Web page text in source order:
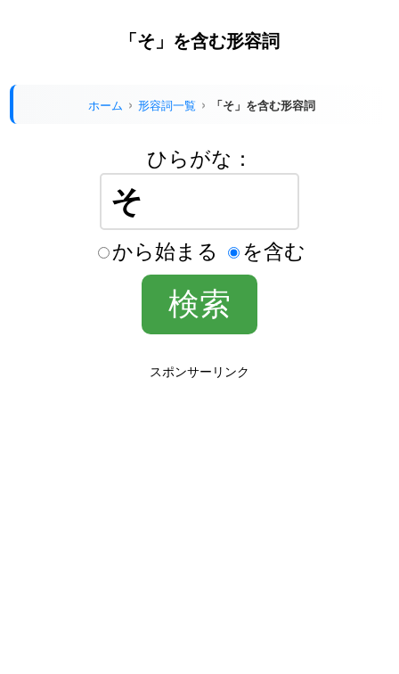
「そ」を含む形容詞
ホーム 形容詞一覧 「そ」を含む形容詞
ひらがな：
から始まる を含む
スポンサーリンク